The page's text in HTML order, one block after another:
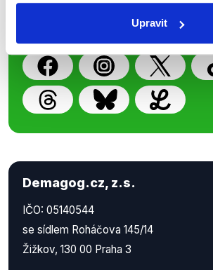
Upravit
příspěvků přátelům
Demagog.cz, z.s.
IČO: 05140544
se sídlem Roháčova 145/14
Žižkov, 130 00 Praha 3